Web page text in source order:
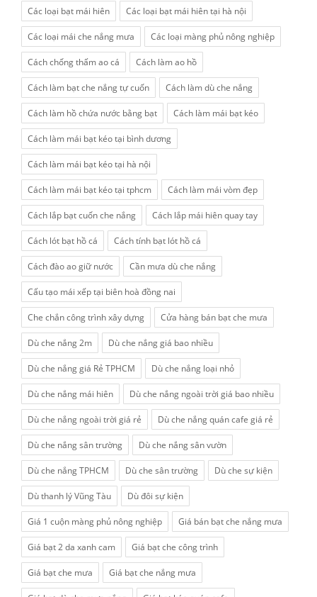
Các loại bạt mái hiên Các loại bạt mái hiên tại hà nội
Các loại mái che nắng mưa Các loại màng phủ nông nghiệp
Cách chống thấm ao cá Cách làm ao hồ
Cách làm bạt che nắng tự cuốn Cách làm dù che nắng
Cách làm hồ chứa nước bằng bạt Cách làm mái bạt kéo
Cách làm mái bạt kéo tại bình dương
Cách làm mái bạt kéo tại hà nội
Cách làm mái bạt kéo tại tphcm Cách làm mái vòm đẹp
Cách lắp bạt cuốn che nắng Cách lắp mái hiên quay tay
Cách lót bạt hồ cá Cách tính bạt lót hồ cá
Cách đào ao giữ nước Cần mưa dù che nắng
Cấu tạo mái xếp tại biên hoà đồng nai
Che chắn công trình xây dựng Cửa hàng bán bạt che mưa
Dù che nắng 2m Dù che nắng giá bao nhiều
Dù che nắng giá Rẻ TPHCM Dù che nắng loại nhỏ
Dù che nắng mái hiên Dù che nắng ngoài trời giá bao nhiều
Dù che nắng ngoài trời giá rẻ Dù che nắng quán cafe giá rẻ
Dù che nắng sân trường Dù che nắng sân vườn
Dù che nắng TPHCM Dù che sân trường Dù che sự kiện
Dù thanh lý Vũng Tàu Dù đôi sự kiện
Giá 1 cuộn màng phủ nông nghiệp Giá bán bạt che nắng mưa
Giá bạt 2 da xanh cam Giá bạt che công trình
Giá bạt che mưa Giá bạt che nắng mưa